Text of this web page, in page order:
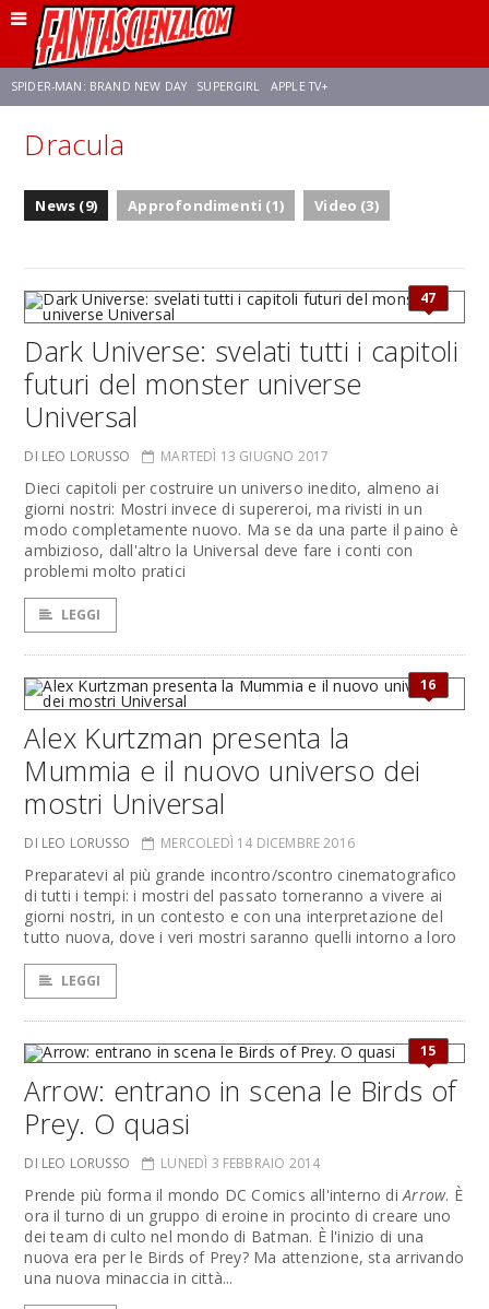
SPIDER-MAN: BRAND NEW DAY SUPERGIRL APPLE TV+
FRANCO RICCIARDIELLO
Dracula
News (9) Approfondimenti (1) Video (3)
47
Dark Universe: svelati tutti i capitoli
futuri del monster universe
Universal
DI LEO LORUSSO MARTEDÌ 13 GIUGNO 2017
Dieci capitoli per costruire un universo inedito, almeno ai
giorni nostri: Mostri invece di supereroi, ma rivisti in un
modo completamente nuovo. Ma se da una parte il paino è
ambizioso, dall'altro la Universal deve fare i conti con
problemi molto pratici
LEGGI
16
Alex Kurtzman presenta la
Mummia e il nuovo universo dei
mostri Universal
DI LEO LORUSSO MERCOLEDÌ 14 DICEMBRE 2016
Preparatevi al più grande incontro/scontro cinematografico
di tutti i tempi: i mostri del passato torneranno a vivere ai
giorni nostri, in un contesto e con una interpretazione del
tutto nuova, dove i veri mostri saranno quelli intorno a loro
LEGGI
15
Arrow: entrano in scena le Birds of
Prey. O quasi
DI LEO LORUSSO LUNEDÌ 3 FEBBRAIO 2014
Prende più forma il mondo DC Comics all'interno diArrow. È
ora il turno di un gruppo di eroine in procinto di creare uno
dei team di culto nel mondo di Batman. È l'inizio di una
nuova era per le Birds of Prey? Ma attenzione, sta arrivando
una nuova minaccia in città...